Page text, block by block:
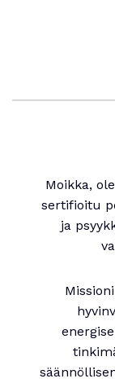
Moikka,
sertifioitu
ja